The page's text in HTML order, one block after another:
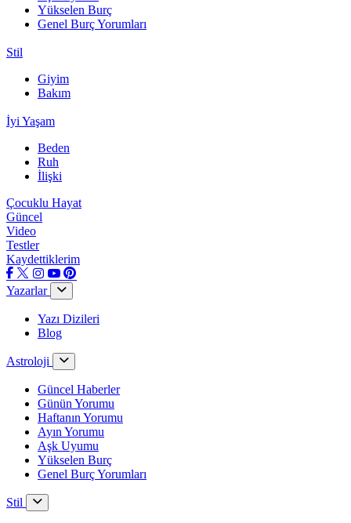
Yükselen Burç
Genel Burç Yorumları
Stil
Giyim
Bakım
İyi Yaşam
Beden
Ruh
İlişki
Çocuklu Hayat
Güncel
Video
Testler
Kaydettiklerim
Yazarlar
Yazı Dizileri
Blog
Astroloji
Güncel Haberler
Günün Yorumu
Haftanın Yorumu
Ayın Yorumu
Aşk Uyumu
Yükselen Burç
Genel Burç Yorumları
Stil